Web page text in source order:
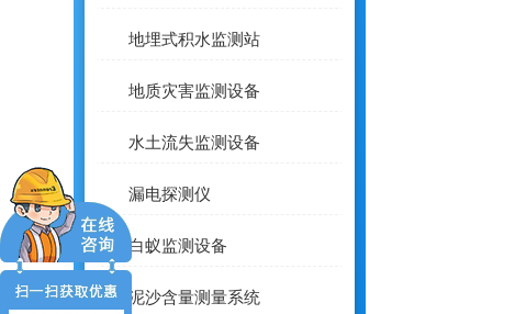
地埋式积水监测站
地质灾害监测设备
水土流失监测设备
漏电探测仪
白蚁监测设备
泥沙含量测量系统